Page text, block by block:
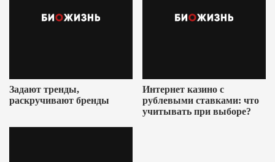
Задают тренды,
раскручивают бренды
Интернет казино с
рублевыми ставками: что
учитывать при выборе?